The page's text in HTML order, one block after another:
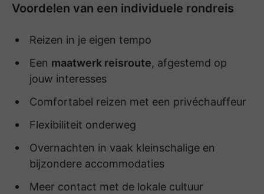
Voordelen van een individuele rondreis
Reizen in je eigen tempo
Een maatwerk reisroute, afgestemd op
jouw interesses
Comfortabel reizen met een privéchauffeur
Flexibiliteit onderweg
Overnachten in vaak kleinschalige en
bijzondere accommodaties
Meer contact met de lokale cultuur